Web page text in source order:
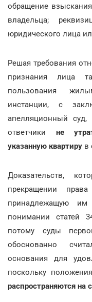
обращение
владельца;
юридического лица
Решая требования
признания лица
пользования
инстанции, с
апелляционный
ответчики не
указанную квартиру в
Доказательств,
прекращении
принадлежащую
понимании статей
потому суды
обоснованно
основания для
поскольку
распространяются на